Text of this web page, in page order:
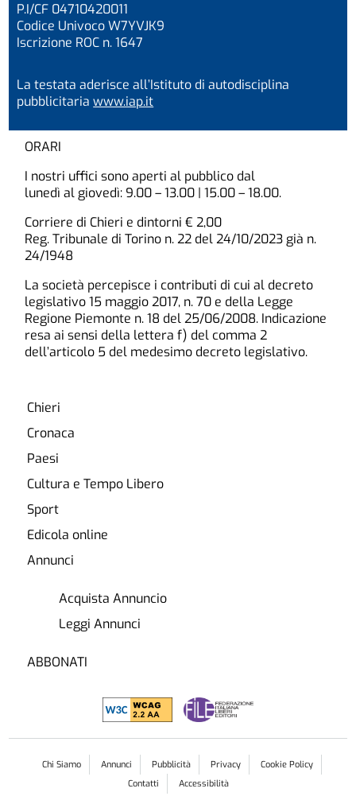
P.I/CF 04710420011
Codice Univoco W7YVJK9
Iscrizione ROC n. 1647
La testata aderisce all’Istituto di autodisciplina
pubblicitariawww.iap.it
ORARI
I nostri uffici sono aperti al pubblico dal
lunedì al giovedì: 9.00 – 13.00 | 15.00 – 18.00.
Corriere di Chieri e dintorni € 2,00
Reg. Tribunale di Torino n. 22 del 24/10/2023 già n.
24/1948
La società percepisce i contributi di cui al decreto
legislativo 15 maggio 2017, n. 70 e della Legge
Regione Piemonte n. 18 del 25/06/2008. Indicazione
resa ai sensi della lettera f) del comma 2
dell’articolo 5 del medesimo decreto legislativo.
Chieri
Cronaca
Paesi
Cultura e Tempo Libero
Sport
Edicola online
Annunci
Acquista Annuncio
Leggi Annunci
ABBONATI
Chi Siamo Annunci Pubblicità Privacy
Cookie Policy
Contatti
Accessibilità